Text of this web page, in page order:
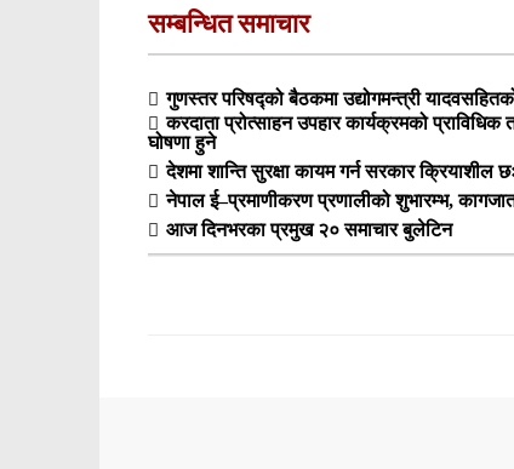
सम्बन्धित समाचार
गुणस्तर परिषद्को बैठकमा उद्योगमन्त्री
करदाता प्रोत्साहन उपहार कार्यक्रमको
घोषणा हुने
देशमा शान्ति सुरक्षा कायम गर्न सरकार क्रियाशील
नेपाल ई–प्रमाणीकरण प्रणालीको शुभारम्भ,
आज दिनभरका प्रमुख २० समाचार बुलेटिन